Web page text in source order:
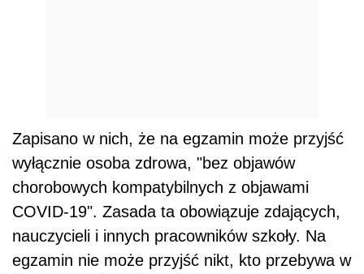
Zapisano w nich, że na egzamin może przyjść
wyłącznie osoba zdrowa, "bez objawów
chorobowych kompatybilnych z objawami
COVID-19". Zasada ta obowiązuje zdających,
nauczycieli i innych pracowników szkoły. Na
egzamin nie może przyjść nikt, kto przebywa w